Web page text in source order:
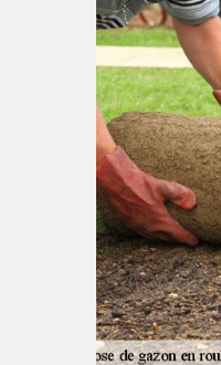
qualité
Voir Nos